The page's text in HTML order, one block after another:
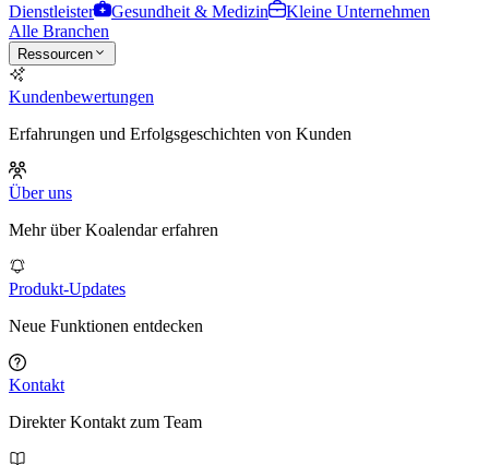
Dienstleister
Gesundheit & Medizin
Kleine Unternehmen
Alle Branchen
Ressourcen
Kundenbewertungen
Erfahrungen und Erfolgsgeschichten von Kunden
Über uns
Mehr über Koalendar erfahren
Produkt-Updates
Neue Funktionen entdecken
Kontakt
Direkter Kontakt zum Team